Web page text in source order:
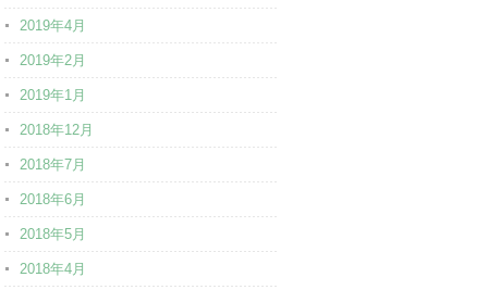
2019年4月
2019年2月
2019年1月
2018年12月
2018年7月
2018年6月
2018年5月
2018年4月